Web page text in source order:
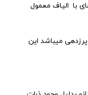
با الیاف معمول
میباشد این